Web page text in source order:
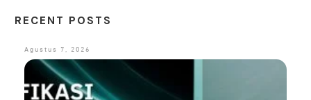
RECENT POSTS
Agustus 7, 2026